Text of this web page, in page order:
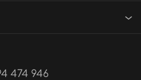
474 946